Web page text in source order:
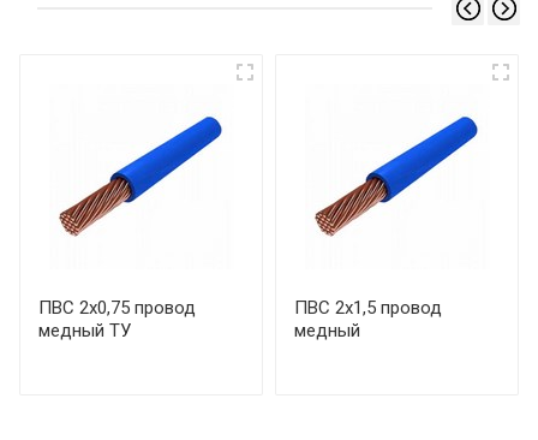
ПВС 2х0,75 провод
медный ТУ
ПВС 2х1,5 провод
медный